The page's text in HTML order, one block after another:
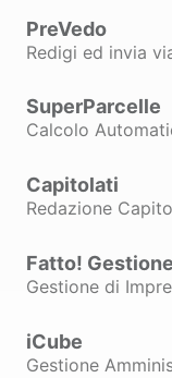
PreVedo
Redigi ed invia
SuperParcelle
Calcolo
Capitolati
Redazione
Fatto!
Gestione di
iCube
Gestione
Perché
Sicurezza sul
Perché è
sempre in
ed offre